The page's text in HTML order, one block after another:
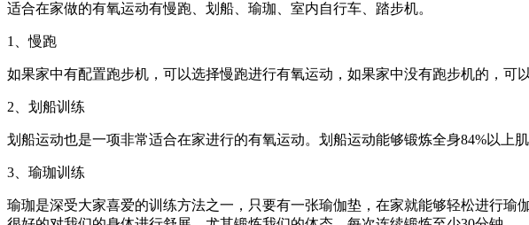
适合在家做的有氧运动有慢跑、划船、瑜珈、室内自行车、踏步机。
1、慢跑
如果家中有配置跑步机，可以选择慢跑进行有氧运动，如果家中没有跑步机的，可
2、划船训练
划船运动也是一项非常适合在家进行的有氧运动。划船运动能够锻炼全身84%以上
3、瑜珈训练
瑜珈是深受大家喜爱的训练方法之一，只要有一张瑜伽垫，在家就能够轻松进行